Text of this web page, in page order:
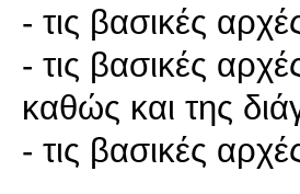
- τις βασικές
- τις βασικές
καθώς και της
- τις βασικές